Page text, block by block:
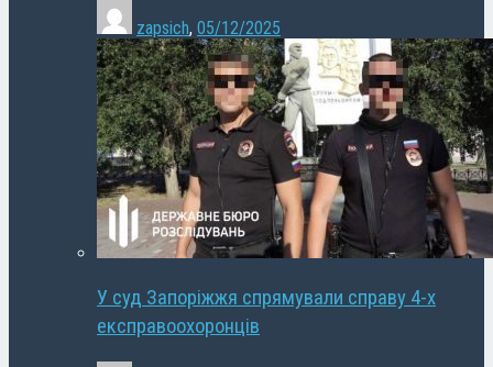
zapsich, 05/12/2025
У суд Запоріжжя спрямували справу 4-х
експравоохоронців